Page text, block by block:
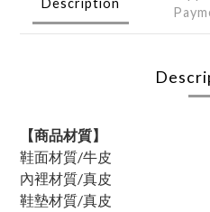
【商品材質】
鞋面材質/牛皮
內裡材質/真皮
鞋墊材質/真皮